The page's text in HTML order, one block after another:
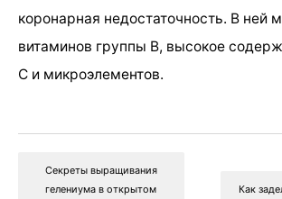
коронарная недостаточность. В ней
витаминов группы В, высокое
С и микроэлементов.
Секреты выращивания
гелениума в открытом
Как